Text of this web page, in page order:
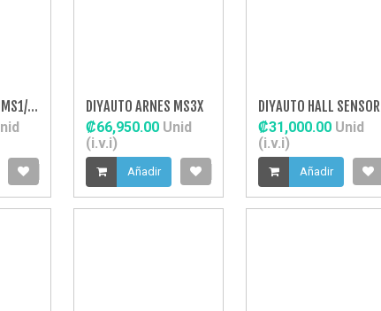
DIYAUTO ARNES MS1/2/3 DIYAUTO ARNES MS3X
₡66,950.00 Unid
(i.v.i)
Añadir
DIYAUTO HALL SENSOR
₡31,000.00 Unid
(i.v.i)
Añadir